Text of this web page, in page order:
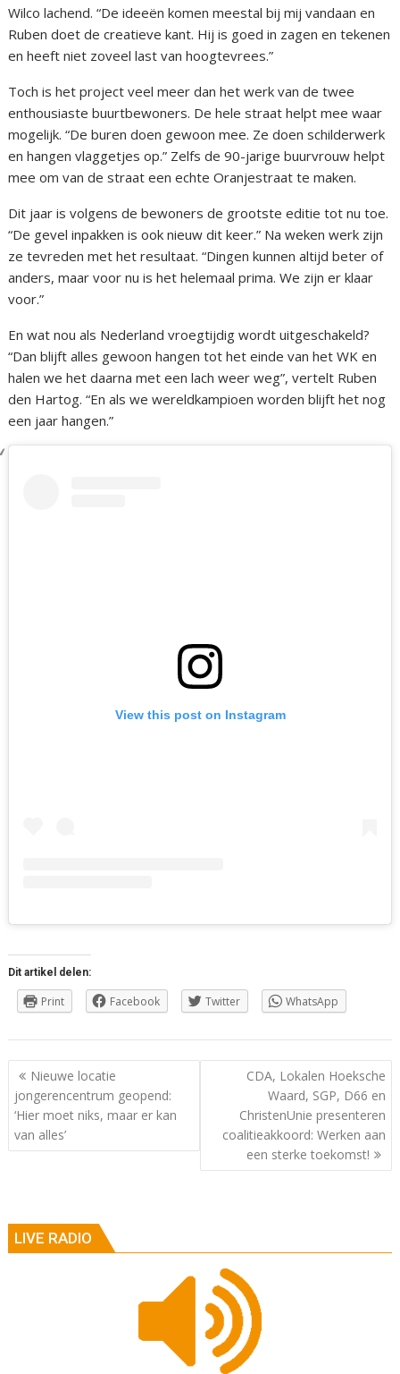
Wilco lachend. “De ideeën komen meestal bij mij vandaan en
Ruben doet de creatieve kant. Hij is goed in zagen en tekenen
en heeft niet zoveel last van hoogtevrees.”
Toch is het project veel meer dan het werk van de twee
enthousiaste buurtbewoners. De hele straat helpt mee waar
mogelijk. “De buren doen gewoon mee. Ze doen schilderwerk
en hangen vlaggetjes op.” Zelfs de 90-jarige buurvrouw helpt
mee om van de straat een echte Oranjestraat te maken.
Dit jaar is volgens de bewoners de grootste editie tot nu toe.
“De gevel inpakken is ook nieuw dit keer.” Na weken werk zijn
ze tevreden met het resultaat. “Dingen kunnen altijd beter of
anders, maar voor nu is het helemaal prima. We zijn er klaar
voor.”
En wat nou als Nederland vroegtijdig wordt uitgeschakeld?
“Dan blijft alles gewoon hangen tot het einde van het WK en
halen we het daarna met een lach weer weg”, vertelt Ruben
den Hartog. “En als we wereldkampioen worden blijft het nog
een jaar hangen.”
View this post on Instagram
Dit artikel delen:
Print Facebook Twitter WhatsApp
Berichtnavigatie
Nieuwe locatie
jongerencentrum geopend:
‘Hier moet niks, maar er kan
van alles’
CDA, Lokalen Hoeksche
Waard, SGP, D66 en
ChristenUnie presenteren
coalitieakkoord: Werken aan
een sterke toekomst!
LIVE RADIO